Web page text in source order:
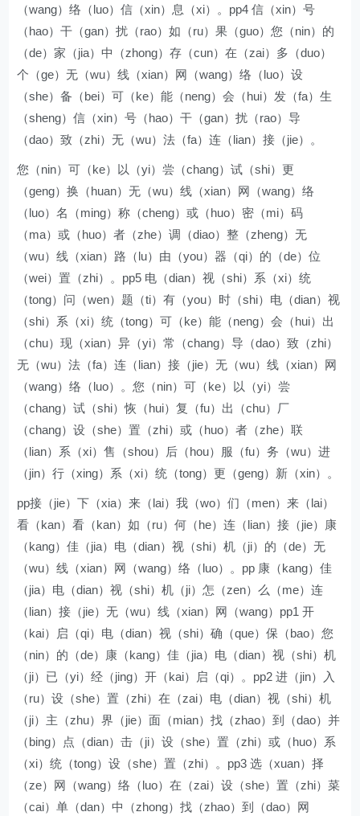
（wang）络（luo）信（xin）息（xi）。pp4 信（xin）号
（hao）干（gan）扰（rao）如（ru）果（guo）您（nin）的
（de）家（jia）中（zhong）存（cun）在（zai）多（duo）
个（ge）无（wu）线（xian）网（wang）络（luo）设
（she）备（bei）可（ke）能（neng）会（hui）发（fa）生
（sheng）信（xin）号（hao）干（gan）扰（rao）导
（dao）致（zhi）无（wu）法（fa）连（lian）接（jie）。
您（nin）可（ke）以（yi）尝（chang）试（shi）更
（geng）换（huan）无（wu）线（xian）网（wang）络
（luo）名（ming）称（cheng）或（huo）密（mi）码
（ma）或（huo）者（zhe）调（diao）整（zheng）无
（wu）线（xian）路（lu）由（you）器（qi）的（de）位
（wei）置（zhi）。pp5 电（dian）视（shi）系（xi）统
（tong）问（wen）题（ti）有（you）时（shi）电（dian）视
（shi）系（xi）统（tong）可（ke）能（neng）会（hui）出
（chu）现（xian）异（yi）常（chang）导（dao）致（zhi）
无（wu）法（fa）连（lian）接（jie）无（wu）线（xian）网
（wang）络（luo）。您（nin）可（ke）以（yi）尝
（chang）试（shi）恢（hui）复（fu）出（chu）厂
（chang）设（she）置（zhi）或（huo）者（zhe）联
（lian）系（xi）售（shou）后（hou）服（fu）务（wu）进
（jin）行（xing）系（xi）统（tong）更（geng）新（xin）。
pp接（jie）下（xia）来（lai）我（wo）们（men）来（lai）
看（kan）看（kan）如（ru）何（he）连（lian）接（jie）康
（kang）佳（jia）电（dian）视（shi）机（ji）的（de）无
（wu）线（xian）网（wang）络（luo）。pp 康（kang）佳
（jia）电（dian）视（shi）机（ji）怎（zen）么（me）连
（lian）接（jie）无（wu）线（xian）网（wang）pp1 开
（kai）启（qi）电（dian）视（shi）确（que）保（bao）您
（nin）的（de）康（kang）佳（jia）电（dian）视（shi）机
（ji）已（yi）经（jing）开（kai）启（qi）。pp2 进（jin）入
（ru）设（she）置（zhi）在（zai）电（dian）视（shi）机
（ji）主（zhu）界（jie）面（mian）找（zhao）到（dao）并
（bing）点（dian）击（ji）设（she）置（zhi）或（huo）系
（xi）统（tong）设（she）置（zhi）。pp3 选（xuan）择
（ze）网（wang）络（luo）在（zai）设（she）置（zhi）菜
（cai）单（dan）中（zhong）找（zhao）到（dao）网